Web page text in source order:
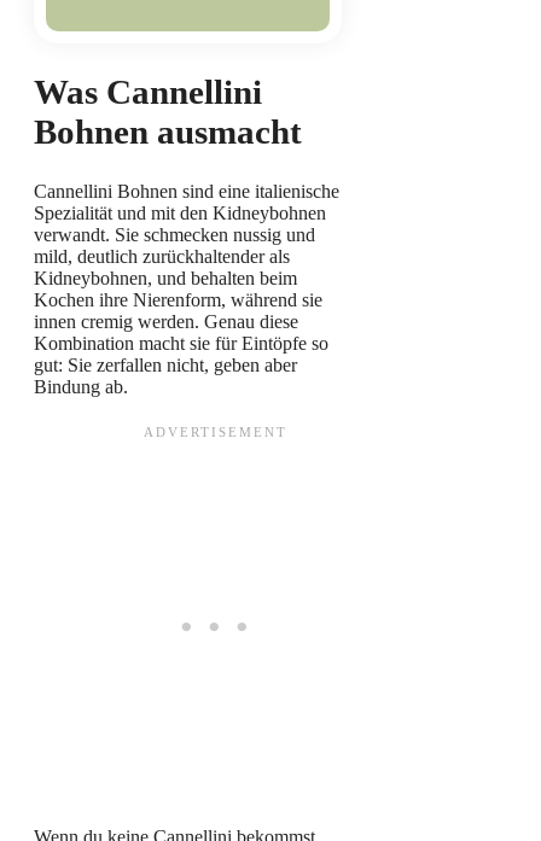
Was Cannellini
Bohnen ausmacht
Cannellini Bohnen sind eine italienische
Spezialität und mit den Kidneybohnen
verwandt. Sie schmecken nussig und
mild, deutlich zurückhaltender als
Kidneybohnen, und behalten beim
Kochen ihre Nierenform, während sie
innen cremig werden. Genau diese
Kombination macht sie für Eintöpfe so
gut: Sie zerfallen nicht, geben aber
Bindung ab.
Wenn du keine Cannellini bekommst,